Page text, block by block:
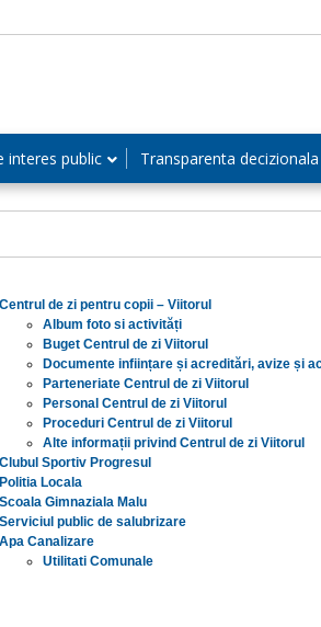
interes public Transparenta decizionala
Centrul de zi pentru copii – Viitorul
Album foto si activități
Buget Centrul de zi Viitorul
Documente inființare și acreditări, avize și
Parteneriate Centrul de zi Viitorul
Personal Centrul de zi Viitorul
Proceduri Centrul de zi Viitorul
Alte informații privind Centrul de zi Viitorul
Clubul Sportiv Progresul
Politia Locala
Scoala Gimnaziala Malu
Serviciul public de salubrizare
Apa Canalizare
Utilitati Comunale